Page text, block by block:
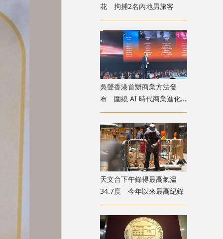
花 拘捕2名內地男旅客
吳聲香港首辦商業方法發
布 圍繞 AI 時代商業進化
探討未來趨勢
天文台下午錄得最高氣溫
34.7度 今年以來最高紀錄